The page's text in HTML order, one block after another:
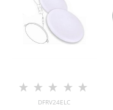
DFRV24ELC